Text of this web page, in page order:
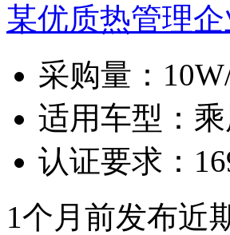
某优质热管理企
采购量：
适用车型：
认证要求：
1个月前发布近